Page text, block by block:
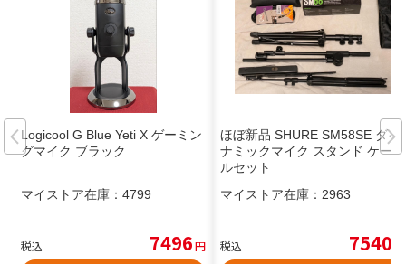
Logicool G Blue Yeti X ゲーミン
グマイク ブラック
マイストア在庫： 4799
税込 7496円
ほぼ新品 SHURE SM58SE ダイ
ナミックマイク スタンド ケーブ
ルセット
マイストア在庫： 2963
税込 7540